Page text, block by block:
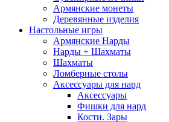
Армянские монеты
Деревянные изделия
Настольные игры
Армянские Нарды
Нарды + Шахматы
Шахматы
Ломберные столы
Аксессуары для нард
Аксессуары
Фишки для нард
Кости. Зары